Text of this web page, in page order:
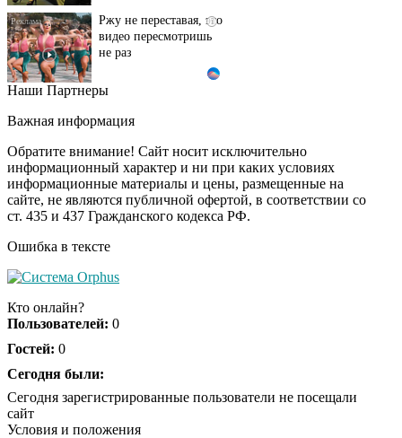
видео пересмотришь
не раз
Этот танец невесты
Пересмотрела 10 раз
i
Ролик длится пару
секунд, но вы будете в
шоке от увиденного
Ролик из Омска: вы
"Потеряли стыд в
Поплавская вмазала
Наши Партнеры
Важная информация
Обратите внимание! Сайт носит исключительно
информационный характер и ни при каких условиях
информационные материалы и цены, размещенные на
сайте, не являются публичной офертой, в соответствии со
ст. 435 и 437 Гражданского кодекса РФ.
Ошибка в тексте
Кто онлайн?
Пользователей: 0
Гостей: 0
Сегодня были:
Сегодня зарегистрированные пользователи не посещали
сайт
Условия и положения